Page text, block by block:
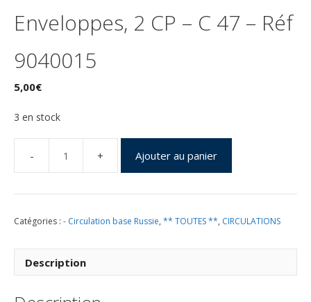
Enveloppes, 2 CP – C 47 – Réf
9040015
5,00€
3 en stock
quantité
de
Lancement
–
Ajouter au panier
Catégories : - Circulation base Russie, ** TOUTES **, CIRCULATIONS
Description